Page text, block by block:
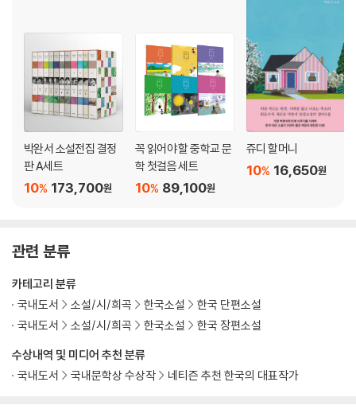
박완서 소설전집 결정
판 A세트
173,700원
10%
꼭 읽어야 할 중학교 문
학 첫걸음 세트
89,100원
10%
쥬디 할머니
16,650원
10%
관련 분류
수상내역 및 미디어 추천 분류
국내도서
국내문학상 수상작 네티즌 추천 한국의 대표작가
카테고리 분류
국내도서
소설/시/희곡 한국소설
한국 단편소설
국내도서
소설/시/희곡 한국소설 한국 장편소설